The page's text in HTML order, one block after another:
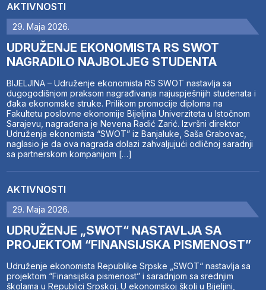
AKTIVNOSTI
29. Maja 2026.
UDRUŽENJE EKONOMISTA RS SWOT
NAGRADILO NAJBOLJEG STUDENTA
BIJELJINA – Udruženje ekonomista RS SWOT nastavlja sa
dugogodišnjom praksom nagrađivanja najuspješnijih studenata i
đaka ekonomske struke. Prilikom promocije diploma na
Fakultetu poslovne ekonomije Bijeljina Univerziteta u Istočnom
Sarajevu, nagrađena je Nevena Radić Zarić. Izvršni direktor
Udruženja ekonomista “SWOT” iz Banjaluke, Saša Grabovac,
naglasio je da ova nagrada dolazi zahvaljujući odličnoj saradnji
sa partnerskom kompanijom […]
AKTIVNOSTI
29. Maja 2026.
UDRUŽENJE „SWOT“ NASTAVLJA SA
PROJEKTOM “FINANSIJSKA PISMENOST”
Udruženje ekonomista Republike Srpske „SWOT“ nastavlja sa
projektom “Finansijska pismenost” i saradnjom sa srednjim
školama u Republici Srpskoj. U ekonomskoj školi u Bijeljini,